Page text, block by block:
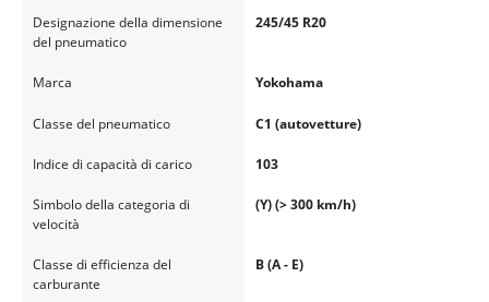
Designazione della dimensione
del pneumatico
245/45 R20
Marca Yokohama
Classe del pneumatico C1 (autovetture)
Indice di capacità di carico 103
Simbolo della categoria di
velocità
(Y) (> 300 km/h)
Classe di efficienza del
carburante
B (A - E)